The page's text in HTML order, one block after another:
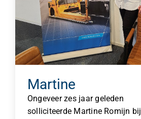
Martine
Ongeveer zes jaar geleden
solliciteerde Martine Romijn bij